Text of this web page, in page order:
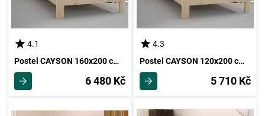
4.1
Postel CAYSON 160x200 cm s roštem, masiv borovice
6 480 Kč
4.3
Postel CAYSON 120x200 cm s roštem, masiv borovice
5 710 Kč